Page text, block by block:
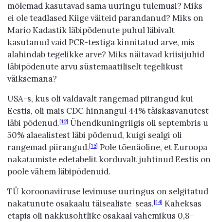
mõlemad kasutavad sama uuringu tulemusi? Miks
ei ole teadlased Kiige väiteid parandanud? Miks on
Mario Kadastik läbipõdenute puhul läbivalt
kasutanud vaid PCR-testiga kinnitatud arve, mis
alahindab tegelikke arve? Miks näitavad kriisijuhid
läbipõdenute arvu süstemaatiliselt tegelikust
väiksemana?
USA-s, kus oli valdavalt rangemad piirangud kui
Eestis, oli mais CDC hinnangul 44% täiskasvanutest
läbi põdenud.[12] Ühendkuningriigis oli septembris u
50% alaealistest läbi põdenud, kuigi sealgi oli
rangemad piirangud.[13] Pole tõenäoline, et Euroopa
nakatumiste edetabelit korduvalt juhtinud Eestis on
poole vähem läbipõdenuid.
TÜ koroonaviiruse levimuse uuringus on selgitatud
nakatunute osakaalu täisealiste seas.[14] Kaheksas
etapis oli nakkusohtlike osakaal vahemikus 0,8-